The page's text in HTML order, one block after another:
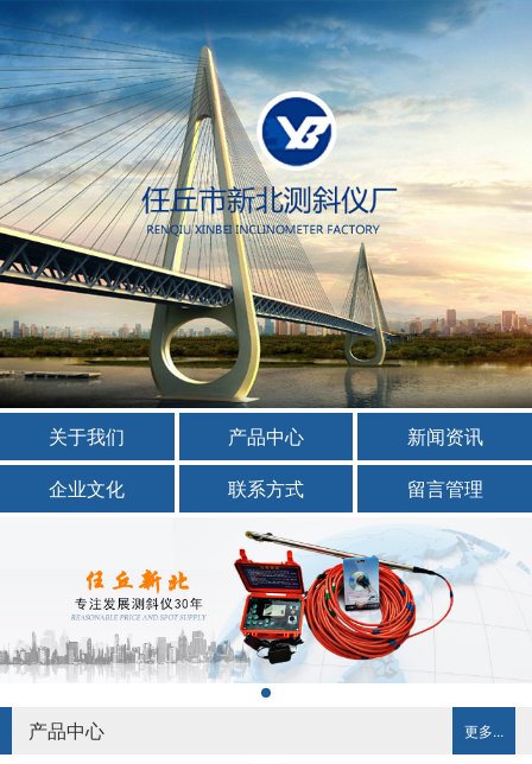
关于我们 产品中心
新闻资讯
企业文化
联系方式 留言管理
更多...
产品中心